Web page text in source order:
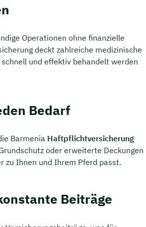
Operationen ohne finanzielle
deckt zahlreiche medizinische
und effektiv behandelt werden
Bedarf
Barmenia Haftpflichtversicherung
oder erweiterte Deckungen
zu Ihnen und Ihrem Pferd passt.
Beiträge